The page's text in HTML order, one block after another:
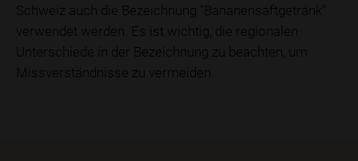
Schweiz auch die Bezeichnung "Bananensaftgetränk"
verwendet werden. Es ist wichtig, die regionalen
Unterschiede in der Bezeichnung zu beachten, um
Missverständnisse zu vermeiden.